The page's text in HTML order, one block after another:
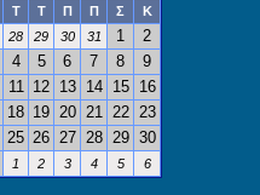
Τ Τ Π Π Σ
Κ
28 29 30 31 1 2
4 5 6 7 8 9
11 12 13 14 15 16
18 19 20 21 22 23
25 26 27 28 29 30
1 2 3 4 5 6